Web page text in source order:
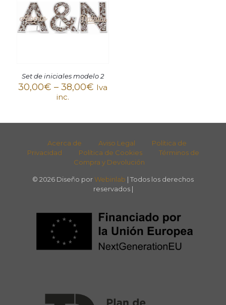
Set de iniciales modelo 2
30,00€ –38,00€ Iva
inc.
Acerca de Aviso Legal
Política de
Privacidad
Política de Cookies
Términos de
Compra y Devolución
© 2026 Diseño por Webinlab | Todos los derechos
reservados |